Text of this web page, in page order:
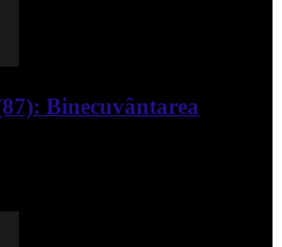
Binecuvântarea